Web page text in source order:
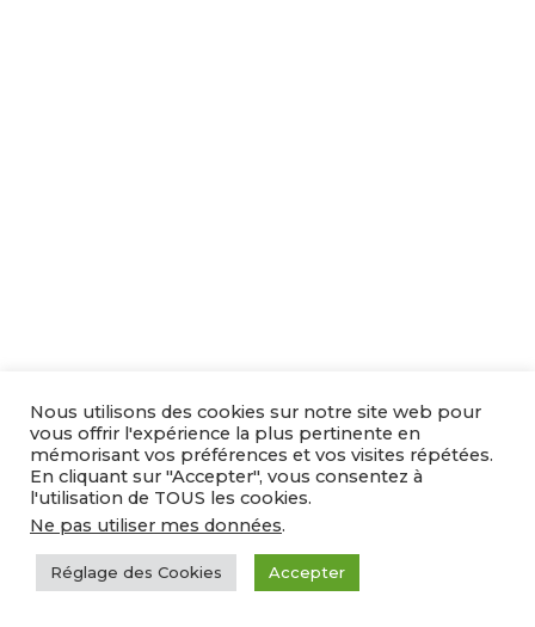
Nous utilisons des cookies sur notre site web pour
vous offrir l'expérience la plus pertinente en
mémorisant vos préférences et vos visites répétées.
En cliquant sur "Accepter", vous consentez à
l'utilisation de TOUS les cookies.
Ne pas utiliser mes données.
Réglage des Cookies Accepter